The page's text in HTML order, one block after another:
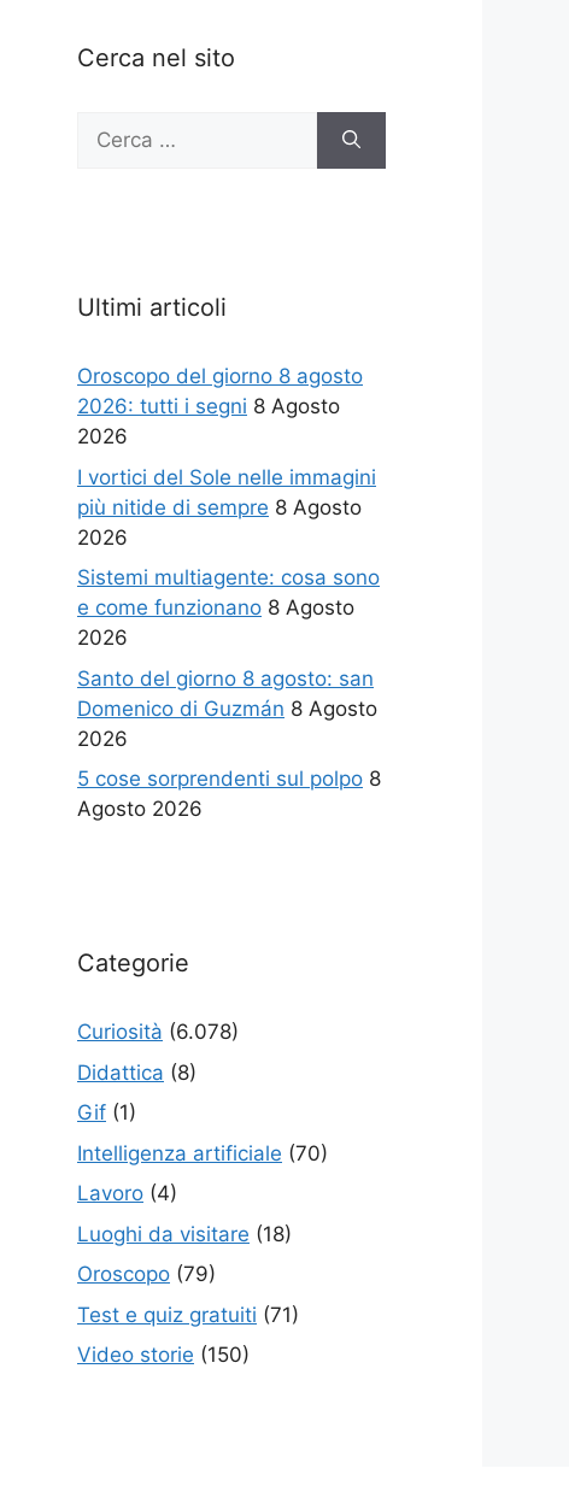
Cerca nel sito
Ricerca
Ultimi articoli
Oroscopo del giorno 8 agosto
2026: tutti i segni 8 Agosto
2026
I vortici del Sole nelle immagini
più nitide di sempre 8 Agosto
2026
Sistemi multiagente: cosa sono
e come funzionano 8 Agosto
2026
Santo del giorno 8 agosto: san
Domenico di Guzmán 8 Agosto
2026
5 cose sorprendenti sul polpo 8
Agosto 2026
Categorie
Curiosità (6.078)
Didattica (8)
Gif (1)
Intelligenza artificiale (70)
Lavoro (4)
Luoghi da visitare (18)
Oroscopo (79)
Test e quiz gratuiti (71)
Video storie (150)